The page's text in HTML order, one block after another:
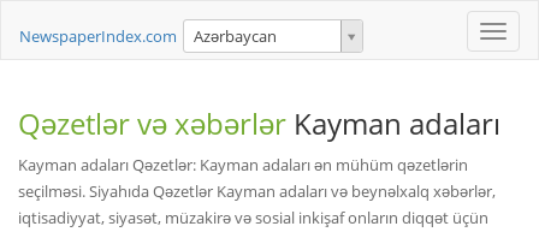
Toggle
NewspaperIndex.com Azərbaycan
Qəzetlər və xəbərlər Kayman adaları
Kayman adaları Qəzetlər: Kayman adaları ən mühüm qəzetlərin
seçilməsi. Siyahıda Qəzetlər Kayman adaları və beynəlxalq xəbərlər,
iqtisadiyyat, siyasət, müzakirə və sosial inkişaf onların diqqət üçün